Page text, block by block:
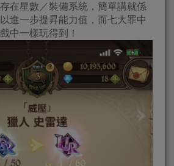
在星數／裝備系統，簡單講就係
進一步提昇能力值，而七大罪中
中一樣玩得到！